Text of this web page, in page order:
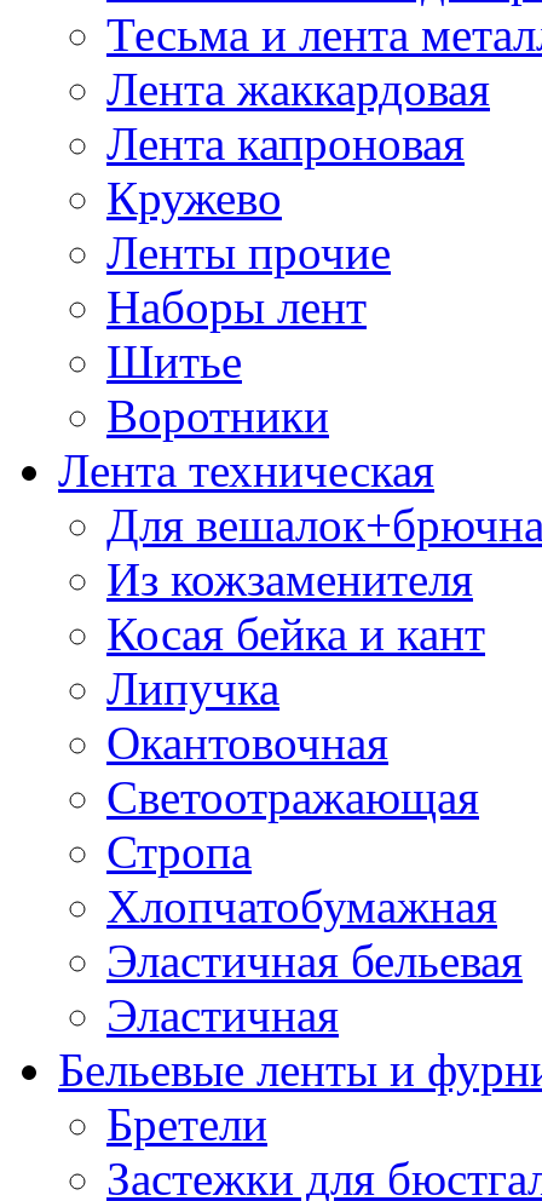
Тесьма и лента
Лента жаккардовая
Лента капроновая
Кружево
Ленты прочие
Наборы лент
Шитье
Воротники
Лента техническая
Для
Из кожзаменителя
Косая бейка и кант
Липучка
Окантовочная
Светоотражающая
Стропа
Хлопчатобумажная
Эластичная бельевая
Эластичная
Бельевые ленты и
Бретели
Застежки для